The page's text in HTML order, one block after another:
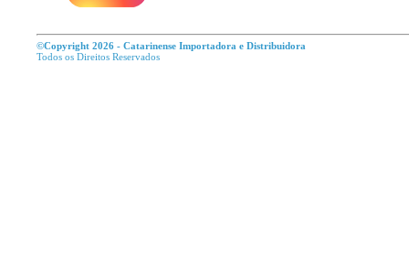
©Copyright 2026 - Catarinense Importadora e Distribuidora
Todos os Direitos